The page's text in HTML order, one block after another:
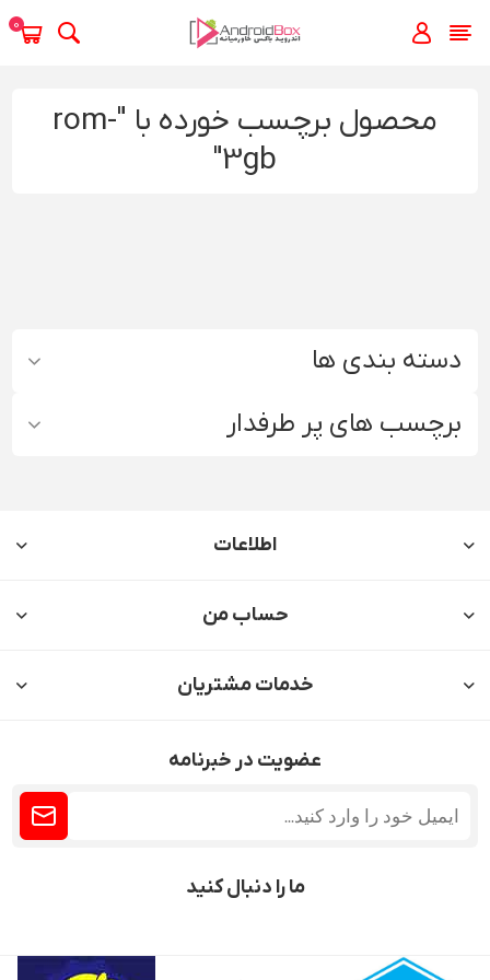
0
دسته بندی ها
برچسب های پر طرفدار
محصول برچسب خورده با "rom-
3gb"
اطلاعات
حساب من
خدمات مشتریان
عضویت در خبرنامه
ما را دنبال کنید